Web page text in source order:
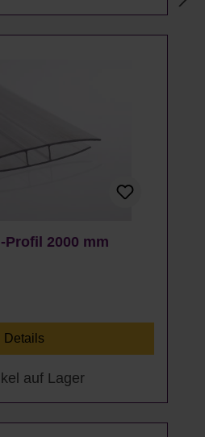
Profil 2000 mm
Details
auf Lager